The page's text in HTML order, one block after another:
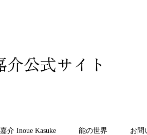
介公式サイト
介 Inoue Kasuke 能の世界 お問